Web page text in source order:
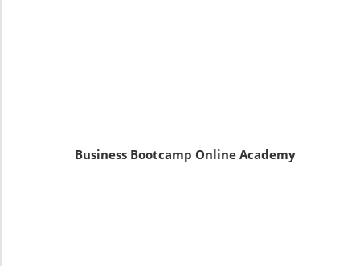
Business Bootcamp Online Academy